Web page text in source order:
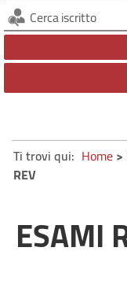
Cerca iscritto
CONTATTI
FONDAZIONE
CONSIGLIO DI
ORGANISMO DI
Ti trovi qui: Home
REV
ESAMI